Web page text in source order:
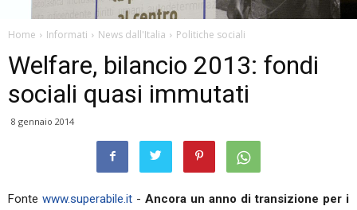
Home Informati News dall'Italia Politiche sociali
Welfare, bilancio 2013: fondi
sociali quasi immutati
8 gennaio 2014
Fonte www.superabile.it - Ancora un anno di transizione per i